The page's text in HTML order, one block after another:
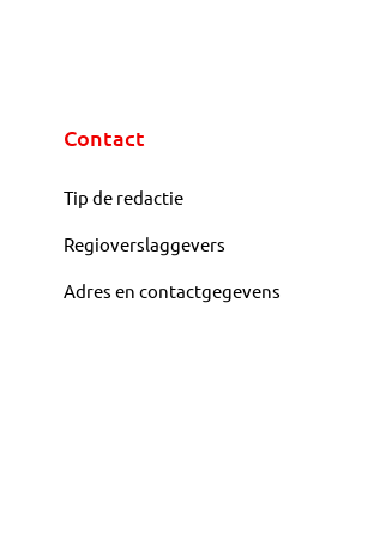
Contact
Tip de redactie
Regioverslaggevers
Adres en contactgegevens